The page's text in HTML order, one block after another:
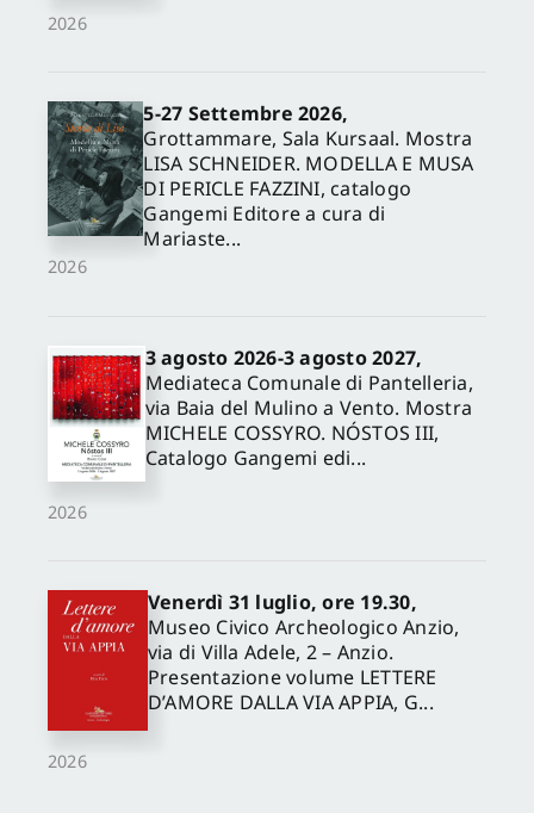
2026
2026
5-27 Settembre 2026,
Grottammare, Sala Kursaal. Mostra
LISA SCHNEIDER. MODELLA E MUSA
DI PERICLE FAZZINI, catalogo
Gangemi Editore a cura di
Mariaste...
2026
3 agosto 2026-3 agosto 2027,
Mediateca Comunale di Pantelleria,
via Baia del Mulino a Vento. Mostra
MICHELE COSSYRO. NÓSTOS III,
Catalogo Gangemi edi...
2026
Venerdì 31 luglio, ore 19.30,
Museo Civico Archeologico Anzio,
via di Villa Adele, 2 – Anzio.
Presentazione volume LETTERE
D’AMORE DALLA VIA APPIA, G...